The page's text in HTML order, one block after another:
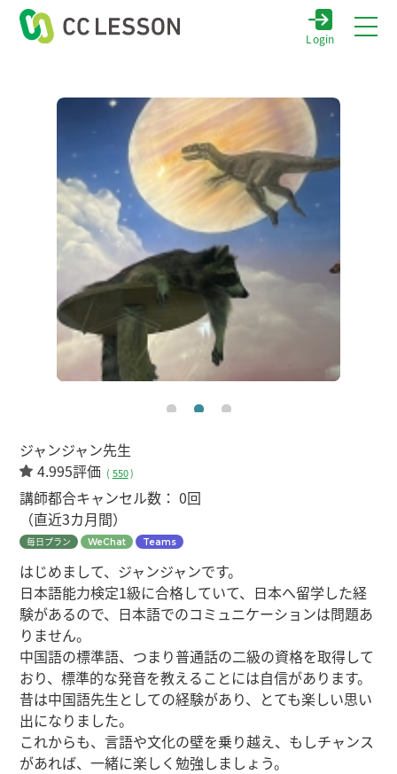
Login
ジャンジャン先生
4.995評価 ( 550)
講師都合キャンセル数：0回
（直近3カ月間）
毎日プラン WeChat Teams
はじめまして、ジャンジャンです。
日本語能力検定1級に合格していて、日本へ留学した経
験があるので、日本語でのコミュニケーションは問題あ
りません。
中国語の標準語、つまり普通話の二級の資格を取得して
おり、標準的な発音を教えることには自信があります。
昔は中国語先生としての経験があり、とても楽しい思い
出になりました。
これからも、言語や文化の壁を乗り越え、もしチャンス
があれば、一緒に楽しく勉強しましょう。